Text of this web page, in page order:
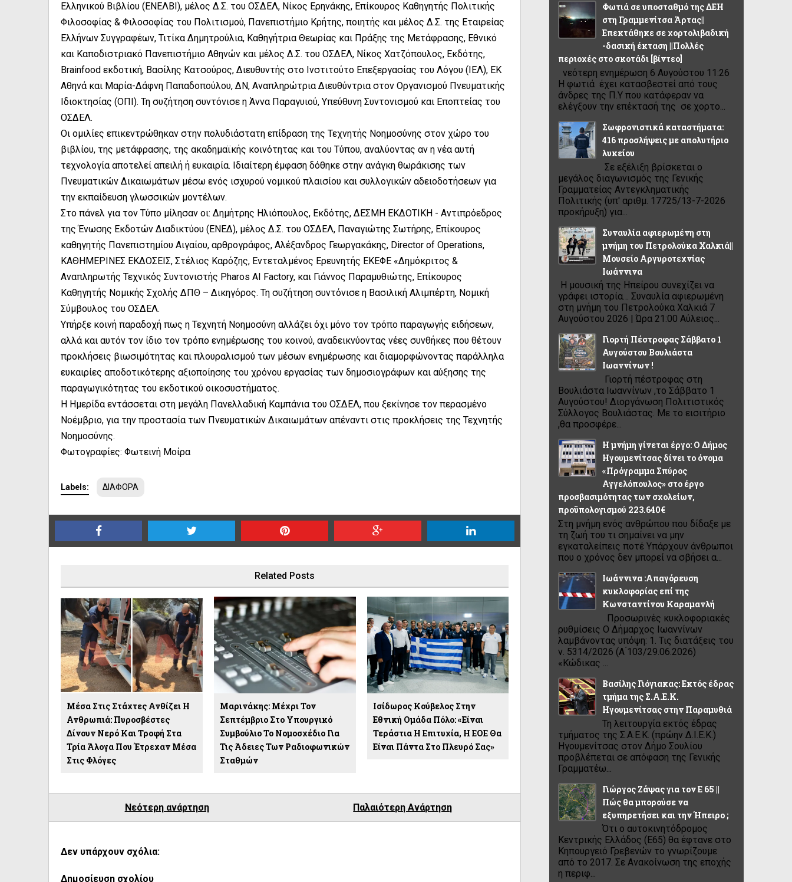
Ελληνικού Βιβλίου (ΕΝΕΛΒΙ), μέλος Δ.Σ. του ΟΣΔΕΛ, Νίκος Ερηνάκης, Επίκουρος Καθηγητής Πολιτικής
Φιλοσοφίας & Φιλοσοφίας του Πολιτισμού, Πανεπιστήμιο Κρήτης, ποιητής και μέλος Δ.Σ. της Εταιρείας
Ελλήνων Συγγραφέων, Τιτίκα Δημητρούλια, Καθηγήτρια Θεωρίας και Πράξης της Μετάφρασης, Εθνικό
και Καποδιστριακό Πανεπιστήμιο Αθηνών και μέλος Δ.Σ. του ΟΣΔΕΛ, Νίκος Χατζόπουλος, Εκδότης,
Brainfood εκδοτική, Βασίλης Κατσούρος, Διευθυντής στο Ινστιτούτο Επεξεργασίας του Λόγου (ΙΕΛ), ΕΚ
Αθηνά και Μαρία-Δάφνη Παπαδοπούλου, ΔΝ, Αναπληρώτρια Διευθύντρια στον Οργανισμού Πνευματικής
Ιδιοκτησίας (ΟΠΙ). Τη συζήτηση συντόνισε η Άννα Παραγυιού, Υπεύθυνη Συντονισμού και Εποπτείας του
ΟΣΔΕΛ.
Οι ομιλίες επικεντρώθηκαν στην πολυδιάστατη επίδραση της Τεχνητής Νοημοσύνης στον χώρο του
βιβλίου, της μετάφρασης, της ακαδημαϊκής κοινότητας και του Τύπου, αναλύοντας αν η νέα αυτή
τεχνολογία αποτελεί απειλή ή ευκαιρία. Ιδιαίτερη έμφαση δόθηκε στην ανάγκη θωράκισης των
Πνευματικών Δικαιωμάτων μέσω ενός ισχυρού νομικού πλαισίου και συλλογικών αδειοδοτήσεων για
την εκπαίδευση γλωσσικών μοντέλων.
Στο πάνελ για τον Τύπο μίλησαν οι: Δημήτρης Ηλιόπουλος, Εκδότης, ΔΕΣΜΗ ΕΚΔΟΤΙΚΗ - Αντιπρόεδρος
της Ένωσης Εκδοτών Διαδικτύου (ΕΝΕΔ), μέλος Δ.Σ. του ΟΣΔΕΛ, Παναγιώτης Σωτήρης, Επίκουρος
καθηγητής Πανεπιστημίου Αιγαίου, αρθρογράφος, Αλέξανδρος Γεωργακάκης, Director of Operations,
ΚΑΘΗΜΕΡΙΝΕΣ ΕΚΔΟΣΕΙΣ, Στέλιος Καρόζης, Εντεταλμένος Ερευνητής ΕΚΕΦΕ «Δημόκριτος &
Αναπληρωτής Τεχνικός Συντονιστής Pharos AI Factory, και Γιάννος Παραμυθιώτης, Επίκουρος
Καθηγητής Νομικής Σχολής ΔΠΘ – Δικηγόρος. Τη συζήτηση συντόνισε η Βασιλική Αλιμπέρτη, Νομική
Σύμβουλος του ΟΣΔΕΛ.
Υπήρξε κοινή παραδοχή πως η Τεχνητή Νοημοσύνη αλλάζει όχι μόνο τον τρόπο παραγωγής ειδήσεων,
αλλά και αυτόν τον ίδιο τον τρόπο ενημέρωσης του κοινού, αναδεικνύοντας νέες συνθήκες που θέτουν
προκλήσεις βιωσιμότητας και πλουραλισμού των μέσων ενημέρωσης και διαμορφώνοντας παράλληλα
ευκαιρίες αποδοτικότερης αξιοποίησης του χρόνου εργασίας των δημοσιογράφων και αύξησης της
παραγωγικότητας του εκδοτικού οικοσυστήματος.
Η Ημερίδα εντάσσεται στη μεγάλη Πανελλαδική Καμπάνια του ΟΣΔΕΛ, που ξεκίνησε τον περασμένο
Νοέμβριο, για την προστασία των Πνευματικών Δικαιωμάτων απέναντι στις προκλήσεις της Τεχνητής
Νοημοσύνης.
Φωτογραφίες: Φωτεινή Μοίρα
Labels: ΔΙΑΦΟΡΑ
Related Posts
Μέσα Στις Στάχτες Ανθίζει Η
Ανθρωπιά: Πυροσβέστες
Δίνουν Νερό Και Τροφή Στα
Τρία Άλογα Που Έτρεχαν Μέσα
Στις Φλόγες
Μαρινάκης: Μέχρι Τον
Σεπτέμβριο Στο Υπουργικό
Συμβούλιο Το Νομοσχέδιο Για
Τις Άδειες Των Ραδιοφωνικών
Σταθμών
Ισίδωρος Κούβελος Στην
Εθνική Ομάδα Πόλο: «Είναι
Τεράστια Η Επιτυχία, Η ΕΟΕ Θα
Είναι Πάντα Στο Πλευρό Σας»
Νεότερη ανάρτηση Παλαιότερη Ανάρτηση
Δεν υπάρχουν σχόλια:
Δημοσίευση σχολίου
Φωτιά σε υποσταθμό της ΔΕΗ
στη Γραμμενίτσα Άρτας||
Επεκτάθηκε σε χορτολιβαδική
-δασική έκταση ||Πολλές
περιοχές στο σκοτάδι [βίντεο]
νεότερη ενημέρωση 6 Αυγούστου 11:26
Η φωτιά έχει κατασβεστεί από τους
άνδρες της Π.Υ που κατάφεραν να
ελέγξουν την επέκτασή της σε χορτο...
Σωφρονιστικά καταστήματα:
416 προσλήψεις με απολυτήριο
λυκείου
Σε εξέλιξη βρίσκεται ο
μεγάλος διαγωνισμός της Γενικής
Γραμματείας Αντεγκληματικής
Πολιτικής (υπ' αριθμ. 17725/13-7-2026
προκήρυξη) για...
Συναυλία αφιερωμένη στη
μνήμη του Πετρολούκα Χαλκιά||
Μουσείο Αργυροτεχνίας
Ιωάννινα
Η μουσική της Ηπείρου συνεχίζει να
γράφει ιστορία… Συναυλία αφιερωμένη
στη μνήμη του Πετρολούκα Χαλκιά 7
Αυγούστου 2026 | Ώρα 21:00 Αύλειος...
Γιορτή Πέστροφας Σάββατο 1
Αυγούστου Βουλιάστα
Ιωαννίνων !
Γιορτή πέστροφας στη
Βουλιάστα Ιωαννίνων ,το Σάββατο 1
Αυγούστου! Διοργάνωση Πολιτιστικός
Σύλλογος Βουλιάστας. Με το εισιτήριο
,θα προσφέρε...
Η μνήμη γίνεται έργο: Ο Δήμος
Ηγουμενίτσας δίνει το όνομα
«Πρόγραμμα Σπύρος
Αγγελόπουλος» στο έργο
προσβασιμότητας των σχολείων,
προϋπολογισμού 223.640€
Στη μνήμη ενός ανθρώπου που δίδαξε με
τη ζωή του τι σημαίνει να μην
εγκαταλείπεις ποτέ Υπάρχουν άνθρωποι
που ο χρόνος δεν μπορεί να σβήσει α...
Ιωάννινα :Απαγόρευση
κυκλοφορίας επί της
Κωνσταντίνου Καραμανλή
Προσωρινές κυκλοφοριακές
ρυθμίσεις Ο Δήμαρχος Ιωαννίνων
λαμβάνοντας υπόψη: 1. Τις διατάξεις του
ν. 5314/2026 (Α ́103/29.06.2026)
«Κώδικας ...
Βασίλης Γιόγιακας: Εκτός έδρας
τμήμα της Σ.Α.Ε.Κ.
Ηγουμενίτσας στην Παραμυθιά
Τη λειτουργία εκτός έδρας
τμήματος της Σ.Α.Ε.Κ. (πρώην Δ.Ι.Ε.Κ.)
Ηγουμενίτσας στον Δήμο Σουλίου
προβλέπεται σε απόφαση της Γενικής
Γραμματέω...
Γιώργος Ζάψας για τον Ε 65 ||
Πώς θα μπορούσε να
εξυπηρετήσει και την Ήπειρο ;
Ότι ο αυτοκινητόδρομος
Κεντρικής Ελλάδος (Ε65) θα έφτανε στο
Κηπουργειό Γρεβενών το γνωρίζουμε
από το 2017. Σε Ανακοίνωση της εποχής
η περιφ...